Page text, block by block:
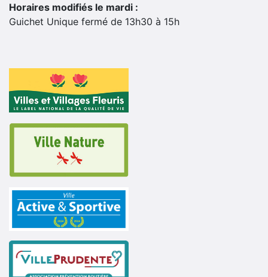
Horaires modifiés le mardi :
Guichet Unique fermé de 13h30 à 15h